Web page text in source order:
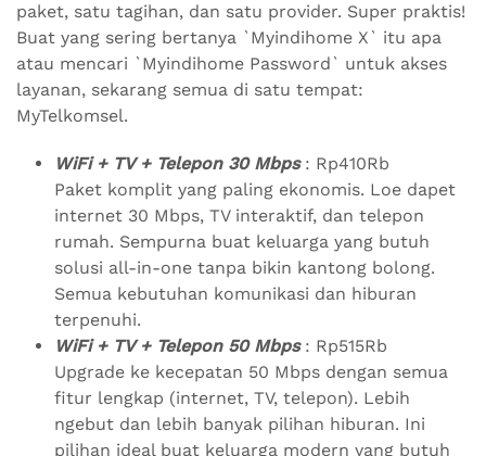
paket, satu tagihan, dan satu provider. Super praktis!
Buat yang sering bertanya `Myindihome X` itu apa
atau mencari `Myindihome Password` untuk akses
layanan, sekarang semua di satu tempat:
MyTelkomsel.
WiFi + TV + Telepon 30 Mbps: Rp410Rb
Paket komplit yang paling ekonomis. Loe dapet
internet 30 Mbps, TV interaktif, dan telepon
rumah. Sempurna buat keluarga yang butuh
solusi all-in-one tanpa bikin kantong bolong.
Semua kebutuhan komunikasi dan hiburan
terpenuhi.
WiFi + TV + Telepon 50 Mbps: Rp515Rb
Upgrade ke kecepatan 50 Mbps dengan semua
fitur lengkap (internet, TV, telepon). Lebih
ngebut dan lebih banyak pilihan hiburan. Ini
pilihan ideal buat keluarga modern yang butuh